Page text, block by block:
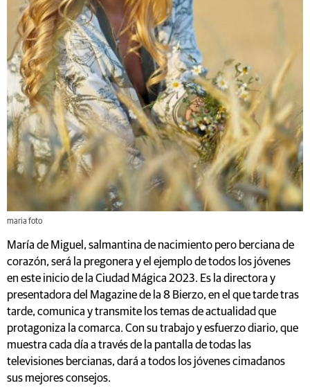
maria foto
María de Miguel, salmantina de nacimiento pero berciana de
corazón, será la pregonera y el ejemplo de todos los jóvenes
en este inicio de la Ciudad Mágica 2023. Es la directora y
presentadora del Magazine de la 8 Bierzo, en el que tarde tras
tarde, comunica y transmite los temas de actualidad que
protagoniza la comarca. Con su trabajo y esfuerzo diario, que
muestra cada día a través de la pantalla de todas las
televisiones bercianas, dará a todos los jóvenes cimadanos
sus mejores consejos.